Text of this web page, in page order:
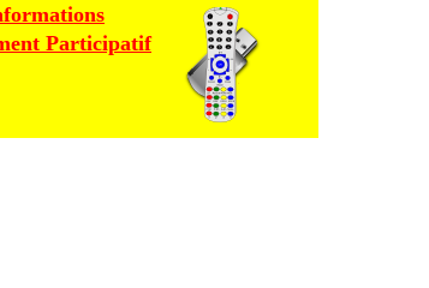
Participatif